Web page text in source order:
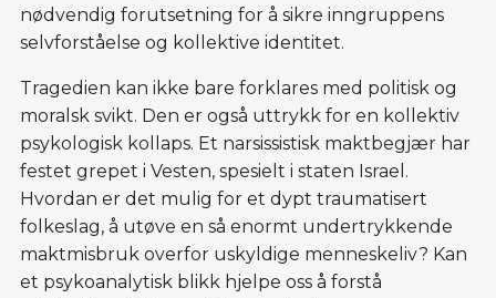
nødvendig forutsetning for å sikre inngruppens
selvforståelse og kollektive identitet.
Tragedien kan ikke bare forklares med politisk og
moralsk svikt. Den er også uttrykk for en kollektiv
psykologisk kollaps. Et narsissistisk maktbegjær har
festet grepet i Vesten, spesielt i staten Israel.
Hvordan er det mulig for et dypt traumatisert
folkeslag, å utøve en så enormt undertrykkende
maktmisbruk overfor uskyldige menneskeliv? Kan
et psykoanalytisk blikk hjelpe oss å forstå